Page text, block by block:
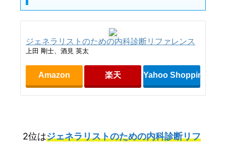
ジェネラリストのための内科診断リファレンス
上田 剛士、酒見 英太
Amazon 楽天 Yahoo Shopping
2位はジェネラリストのための内科診断リフ